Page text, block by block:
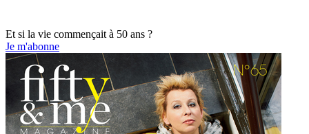
Et si la vie commençait à 50 ans ?
Je m'abonne